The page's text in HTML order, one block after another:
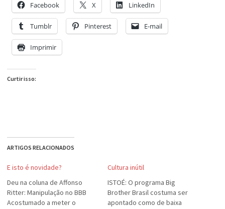
Facebook X LinkedIn
Tumblr Pinterest E-mail
Imprimir
Curtir isso:
ARTIGOS RELACIONADOS
E isto é novidade?
Deu na coluna de Affonso
Ritter: Manipulação no BBB
Acostumado a meter o
Cultura inútil
ISTOÉ: O programa Big
Brother Brasil costuma ser
apontado como de baixa